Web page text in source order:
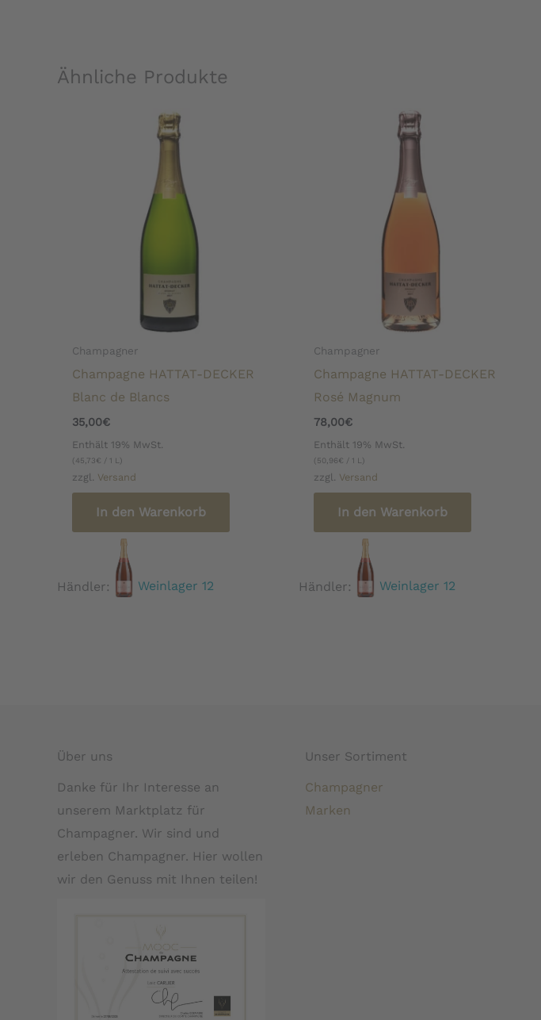
Ähnliche Produkte
Champagner
Champagne HATTAT-DECKER
Blanc de Blancs
35,00€
Enthält 19% MwSt.
(45,73€ / 1 L)
zzgl. Versand
In den Warenkorb
Händler: Weinlager 12
Champagner
Champagne HATTAT-DECKER
Rosé Magnum
78,00€
Enthält 19% MwSt.
(50,96€ / 1 L)
zzgl. Versand
In den Warenkorb
Händler: Weinlager 12
Über uns
Danke für Ihr Interesse an
unserem Marktplatz für
Champagner. Wir sind und
erleben Champagner. Hier wollen
wir den Genuss mit Ihnen teilen!
Unser Sortiment
Champagner
Marken